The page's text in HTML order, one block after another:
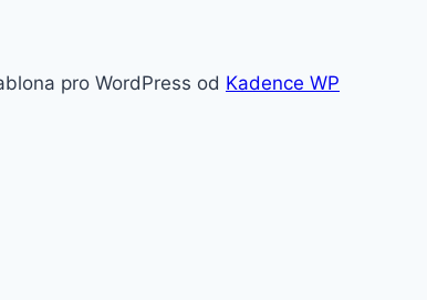
pro WordPress od Kadence WP